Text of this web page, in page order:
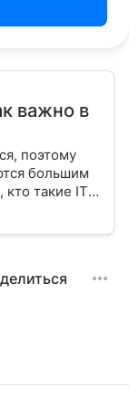
важно в
поэтому
большим
кто такие IT-
сферу